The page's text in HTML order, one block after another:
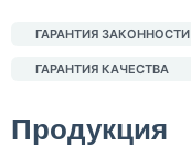
ГАРАНТИЯ ЗАКОННОСТИ
ГАРАНТИЯ КАЧЕСТВА
Продукция